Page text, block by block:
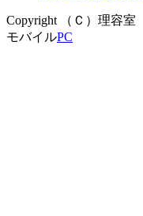
Copyright （Ｃ）理容室
モバイルPC